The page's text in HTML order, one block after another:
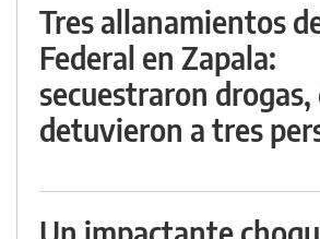
Tres allanamientos
Federal en Zapala:
secuestraron
detuvieron a tres